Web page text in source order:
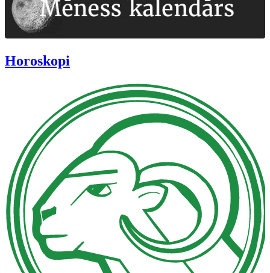
Horoskopi